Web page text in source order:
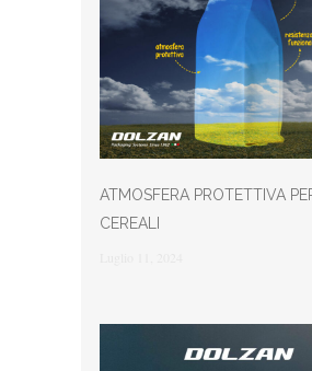
ATMOSFERA PROTETTIVA
CEREALI